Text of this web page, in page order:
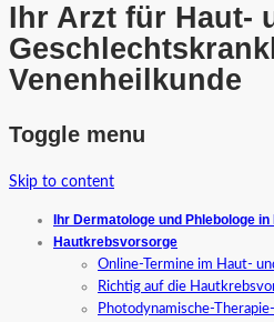
Ihr Arzt für Haut-
Venenheilkunde
Toggle menu
Skip to content
Ihr Dermatologe und Phlebologe in
Hautkrebsvorsorge
Online-Termine im Haut-
Richtig auf die
Photodynamische-